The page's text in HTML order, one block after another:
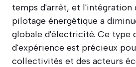
temps d'arrêt, et l'intégration
pilotage énergétique a
globale d'électricité. Ce type
d'expérience est précieux
collectivités et des acteurs